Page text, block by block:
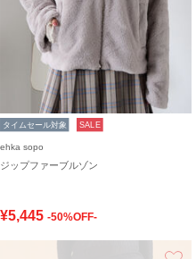
タイムセール対象 SALE
ehka sopo
ジップファーブルゾン
¥5,445 -50%OFF-